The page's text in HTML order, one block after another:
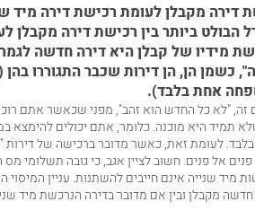
דירה מקבלן לעומת רכישת דירה מיד
הבולט ביותר בין רכישת דירה
מידיו של קבלן היא דירה חדשה
כשמן הן, הן דירות שכבר התגוררו
אחת בלבד).
זה, "לא כל החדש הוא זהב", מפני שכאשר אתם
שלא תמיד היא מוכנה. כלומר, אתם יכולים
בלבד. לעומת זאת, כאשר מדובר ברכישה של דירות
פנים אל פנים. חשוב לציין אגב, כי גובה תשלומי
מיד שנייה אינם חייבים להשתנות. עניין
מקבלן ובין אם מדובר בדירה הנרכשת מיד